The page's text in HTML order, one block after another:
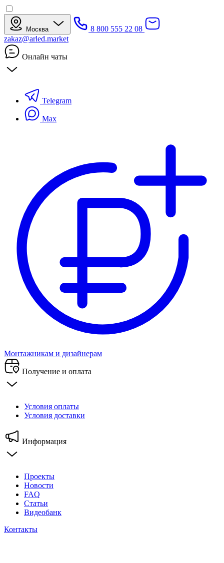
Москва
8 800 555 22 08
zakaz@arled.market
Онлайн чаты
Telegram
Max
Монтажникам и дизайнерам
Получение и оплата
Условия оплаты
Условия доставки
Информация
Проекты
Новости
FAQ
Статьи
Видеобанк
Контакты